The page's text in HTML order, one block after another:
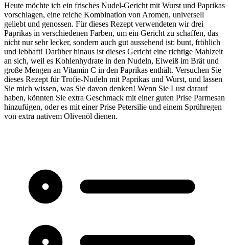
Heute möchte ich ein frisches Nudel-Gericht mit Wurst und Paprikas
vorschlagen, eine reiche Kombination von Aromen, universell
geliebt und genossen. Für dieses Rezept verwendeten wir drei
Paprikas in verschiedenen Farben, um ein Gericht zu schaffen, das
nicht nur sehr lecker, sondern auch gut aussehend ist: bunt, fröhlich
und lebhaft! Darüber hinaus ist dieses Gericht eine richtige Mahlzeit
an sich, weil es Kohlenhydrate in den Nudeln, Eiweiß im Brät und
große Mengen an Vitamin C in den Paprikas enthält. Versuchen Sie
dieses Rezept für Trofie-Nudeln mit Paprikas und Wurst, und lassen
Sie mich wissen, was Sie davon denken! Wenn Sie Lust darauf
haben, könnten Sie extra Geschmack mit einer guten Prise Parmesan
hinzufügen, oder es mit einer Prise Petersilie und einem Sprühregen
von extra nativem Olivenöl dienen.